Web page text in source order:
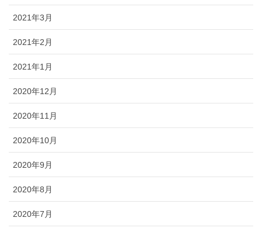
2021年3月
2021年2月
2021年1月
2020年12月
2020年11月
2020年10月
2020年9月
2020年8月
2020年7月